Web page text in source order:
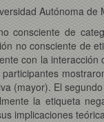
Autónoma de
de
no consciente de
con la
(mayor). El
la etiqueta
implicaciones